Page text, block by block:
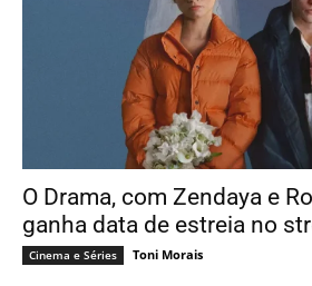
O Drama, com Zendaya e
ganha data de estreia no
Cinema e Séries Toni Morais